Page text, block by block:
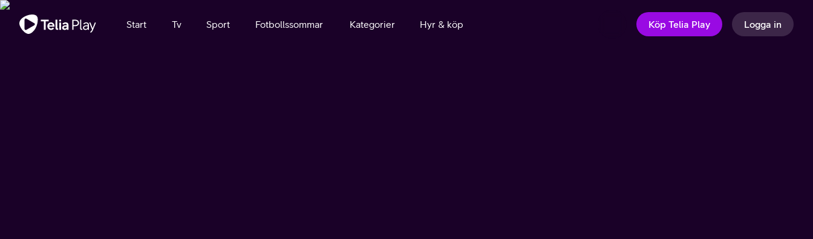
Viktigt meddelande
Start Tv Sport Fotbollssommar Kategorier Hyr & köp Köp Telia Play Logga in